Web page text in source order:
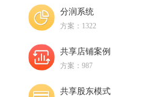
分润系统
方案：1322
共享店铺案例
方案：987
共享股东模式